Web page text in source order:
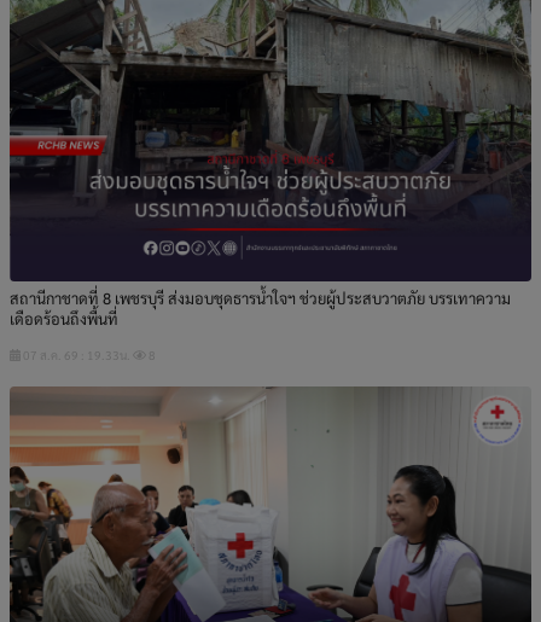
สถานีกาชาดที่ 8 เพชรบุรี ส่งมอบชุดธารน้ำใจฯ ช่วยผู้ประสบวาตภัย บรรเทาความ
เดือดร้อนถึงพื้นที่
07 ส.ค. 69 : 19.33น. 8